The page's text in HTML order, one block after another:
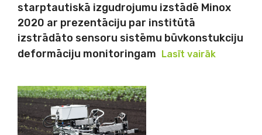
starptautiskā izgudrojumu izstādē Minox
2020 ar prezentāciju par institūtā
izstrādāto sensoru sistēmu būvkonstukciju
deformāciju monitoringam Lasīt vairāk